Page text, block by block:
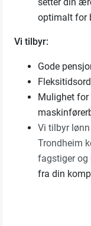
optimalt for
Vi tilbyr:
Gode
Mulighet for
Vi tilbyr
Trondheim
fagstiger og
fra din